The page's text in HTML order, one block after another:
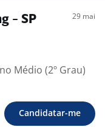
- SP 29 mai
Médio (2º Grau)
Candidatar-me